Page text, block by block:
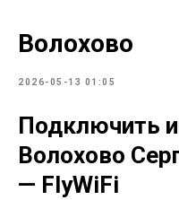
Волохово
2026-05-13 01:05
Подключить
Волохово
— FlyWiFi